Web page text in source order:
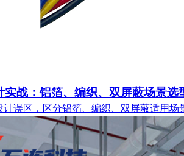
实战：铝箔、编织、双屏蔽场景选
计误区，区分铝箔、编织、双屏蔽适用